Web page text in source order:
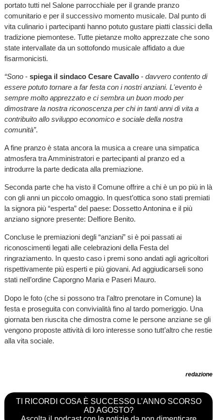
portato tutti nel Salone parrocchiale per il grande pranzo
comunitario e per il successivo momento musicale. Dal punto di
vita culinario i partecipanti hanno potuto gustare piatti classici della
tradizione piemontese. Tutte pietanze molto apprezzate che sono
state intervallate da un sottofondo musicale affidato a due
fisarmonicisti.
“Sono - spiega il sindaco Cesare Cavallo - davvero contento di
essere potuto tornare a far festa con i nostri anziani. L'evento è
sempre molto apprezzato e ci sembra un buon modo per
dimostrare la nostra riconoscenza per chi in tanti anni di vita a
contribuito allo sviluppo economico e sociale della nostra
comunità”.
A fine pranzo è stata ancora la musica a creare una simpatica
atmosfera tra Amministratori e partecipanti al pranzo ed a
introdurre la parte dedicata alla premiazione.
Seconda parte che ha visto il Comune offrire a chi è un po più in là
con gli anni un piccolo omaggio. In quest’ottica sono stati premiati
la signora più “esperta” del paese: Dossetto Antonina e il più
anziano signore presente: Delfiore Benito.
Concluse le premiazioni degli “anziani” si è poi passati ai
riconoscimenti legati alle celebrazioni della Festa del
ringraziamento. In questo caso i premi sono andati agli agricoltori
rispettivamente più esperti e più giovani. Ad aggiudicarseli sono
stati nell’ordine Caporgno Maria e Paseri Mauro.
Dopo le foto (che si possono tra l’altro prenotare in Comune) la
festa e proseguita con convivialità fino al tardo pomeriggio. Una
giornata ben riuscita che dimostra come le persone anziane se gli
vengono proposte attività di loro interesse sono tutt’altro che restie
alla vita sociale.
redazione
TI RICORDI COSA È SUCCESSO L’ANNO SCORSO
AD AGOSTO?